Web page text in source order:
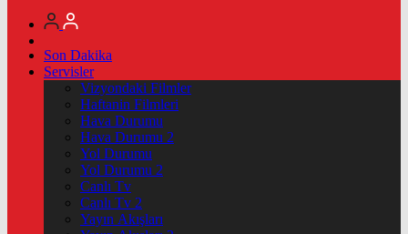
Son Dakika
Servisler
Vizyondaki Filmler
Haftanin Filmleri
Hava Durumu
Hava Durumu 2
Yol Durumu
Yol Durumu 2
Canlı Tv
Canlı Tv 2
Yayın Akışları